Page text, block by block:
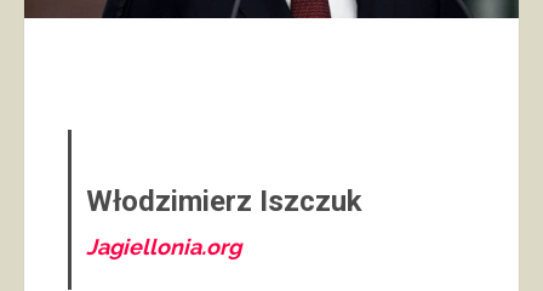
Włodzimierz Iszczuk
Jagiellonia.org